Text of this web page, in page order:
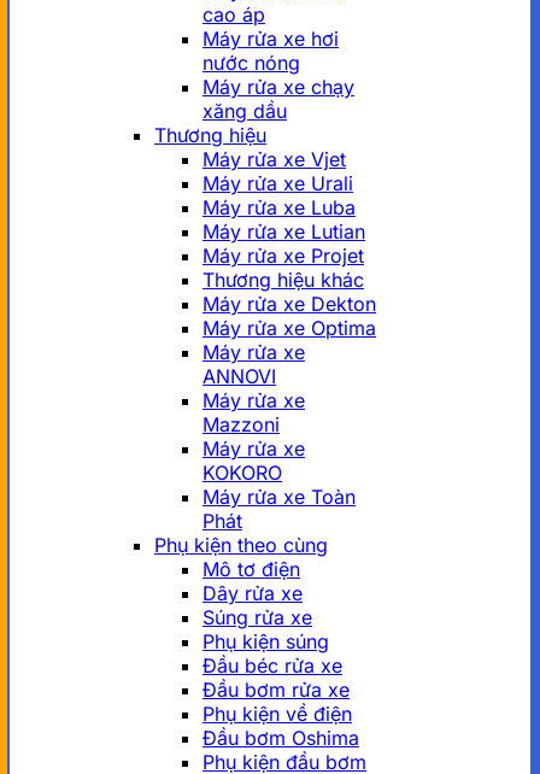
cao áp
Máy rửa xe hơi
nước nóng
Máy rửa xe chạy
xăng dầu
Thương hiệu
Máy rửa xe Vjet
Máy rửa xe Urali
Máy rửa xe Luba
Máy rửa xe Lutian
Máy rửa xe Projet
Thương hiệu khác
Máy rửa xe Dekton
Máy rửa xe Optima
Máy rửa xe
ANNOVI
Máy rửa xe
Mazzoni
Máy rửa xe
KOKORO
Máy rửa xe Toàn
Phát
Phụ kiện theo cùng
Mô tơ điện
Dây rửa xe
Súng rửa xe
Phụ kiện súng
Đầu béc rửa xe
Đầu bơm rửa xe
Phụ kiện về điện
Đầu bơm Oshima
Phụ kiện đầu bơm